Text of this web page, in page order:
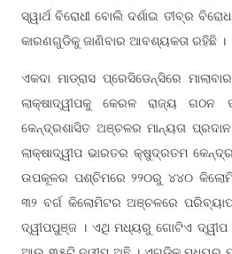
ସ୍ୱାର୍ଥ ବିରୋଧୀ ବୋଲି ଦର୍ଶାଇ ତୀବ୍ର
କାରଣଗୁଡିକୁ ଜାଣିବାର ଆବଶ୍ୟକତା ରହିଛି ।
ଏକଦା ମାଡ୍ରାସ ପ୍ରେସିଡେନ୍ସିରେ
ଲାକ୍ଷାଦ୍ୱୀପକୁ କେରଳ ରାଜ୍ୟ ଗଠନ
କେନ୍ଦ୍ରଶାସିତ ଅଞ୍ଚଳର ମାନ୍ୟତା
ଲାକ୍ଷାଦ୍ୱୀପ ଭାରତର କ୍ଷୁଦ୍ରତମ
ଉପକୂଳର ପଶ୍ଚିମରେ ୨୨୦ରୁ ୪୪୦
୩୨ ବର୍ଗ କିଲୋମିଟର ଅଞ୍ଚଳରେ
ଦ୍ୱୀପପୁଞ୍ଜ । ଏଥି ମଧ୍ୟରୁ ଗୋଟିଏ ଦ୍ୱୀପ